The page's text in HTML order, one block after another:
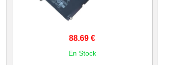
88.69 €
En Stock